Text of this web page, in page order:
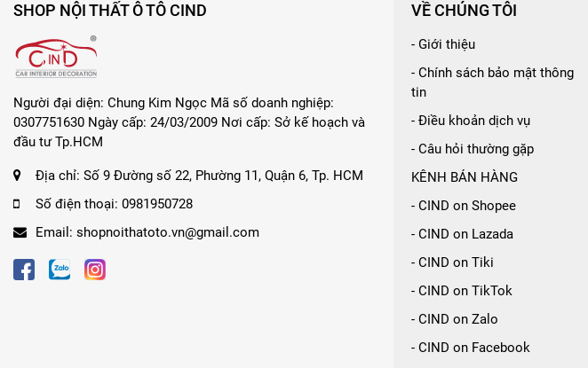
Giới thiệu Gạt mưa gọng sắt VIAIR 311 (18 inch/450 mm)
được nghiên cứu và chế tạo
SHOP NỘI THẤT Ô TÔ CIND
Người đại diện: Chung Kim Ngọc Mã số doanh nghiệp:
0307751630 Ngày cấp: 24/03/2009 Nơi cấp: Sở kế hoạch và
đầu tư Tp.HCM
Địa chỉ: Số 9 Đường số 22, Phường 11, Quận 6, Tp. HCM
Số điện thoại: 0981950728
Email: shopnoithatoto.vn@gmail.com
VỀ CHÚNG TÔI
- Giới thiệu
- Chính sách bảo mật thông
tin
- Điều khoản dịch vụ
- Câu hỏi thường gặp
KÊNH BÁN HÀNG
- CIND on Shopee
- CIND on Lazada
- CIND on Tiki
- CIND on TikTok
- CIND on Zalo
- CIND on Facebook